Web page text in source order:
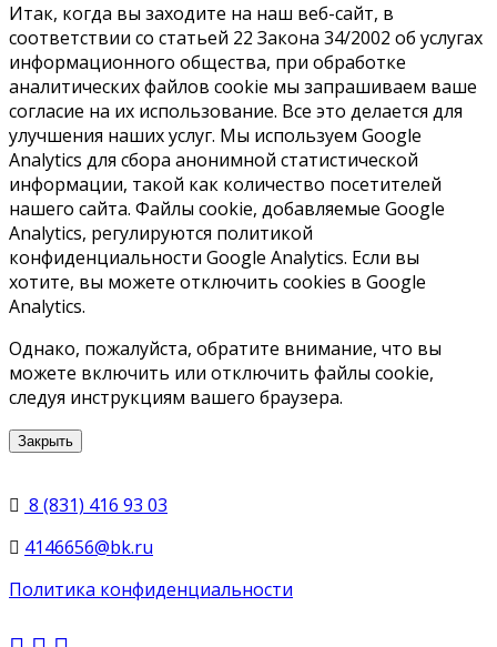
Итак, когда вы заходите на наш веб-сайт, в
соответствии со статьей 22 Закона 34/2002 об услугах
информационного общества, при обработке
аналитических файлов cookie мы запрашиваем ваше
согласие на их использование. Все это делается для
улучшения наших услуг. Мы используем Google
Analytics для сбора анонимной статистической
информации, такой как количество посетителей
нашего сайта. Файлы cookie, добавляемые Google
Analytics, регулируются политикой
конфиденциальности Google Analytics. Если вы
хотите, вы можете отключить cookies в Google
Analytics.
Однако, пожалуйста, обратите внимание, что вы
можете включить или отключить файлы cookie,
следуя инструкциям вашего браузера.
Закрыть
8 (831) 416 93 03
4146656@bk.ru
Политика конфиденциальности